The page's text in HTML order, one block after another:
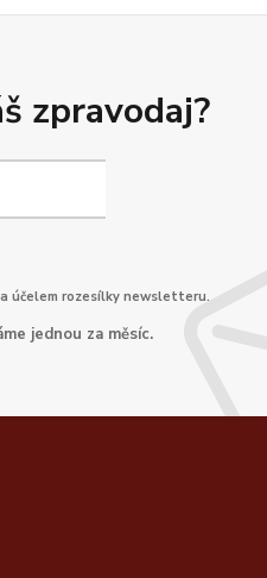
zpravodaj?
účelem rozesílky newsletteru.
jednou za měsíc.